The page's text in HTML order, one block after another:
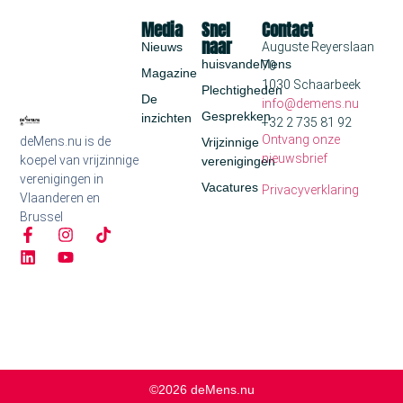
deMens.nu is de
koepel van vrijzinnige
verenigingen in
Vlaanderen en
Brussel
Snel
naar
huisvandeMens
Plechtigheden
Gesprekken
Vrijzinnige
verenigingen
Vacatures
Media
Nieuws
Magazine
De
inzichten
Contact
Auguste Reyerslaan
70
1030 Schaarbeek
info@demens.nu
+32 2 735 81 92
Ontvang onze
nieuwsbrief
Privacyverklaring
©2026 deMens.nu